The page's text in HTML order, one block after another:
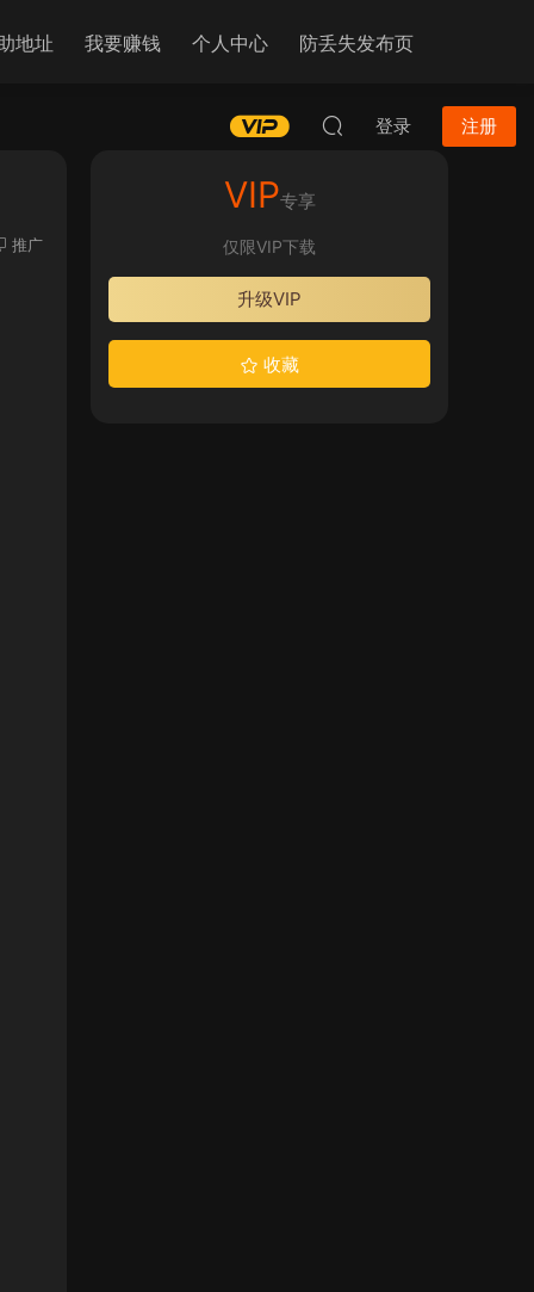
地址 我要赚钱 个人中心 防丢失发布页
登录 注册
推广
VIP专享
仅限VIP下载
升级VIP
收藏